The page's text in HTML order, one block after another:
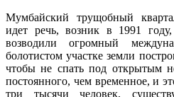
Мумбайский трущобный
идет речь, возник в 1991 году,
возводили огромный
болотистом участке земли
чтобы не спать под открытым
постоянного, чем временное, и
три тысячи человек,